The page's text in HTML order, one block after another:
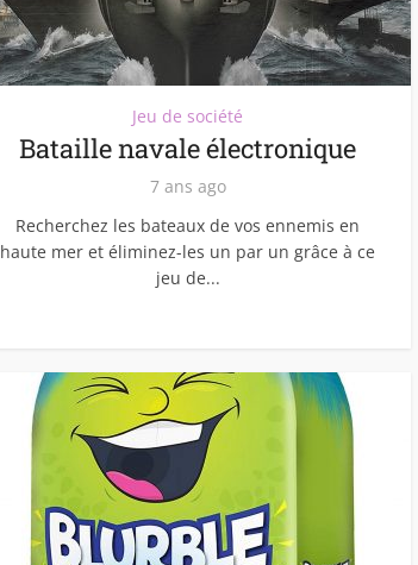
Jeu de société
Bataille navale électronique
7 ans ago
Recherchez les bateaux de vos ennemis en
haute mer et éliminez-les un par un grâce à ce
jeu de...